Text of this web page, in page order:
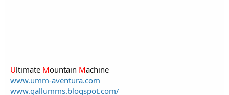
Ultimate Mountain Machine
www.umm-aventura.com
www.gallumms.blogspot.com/